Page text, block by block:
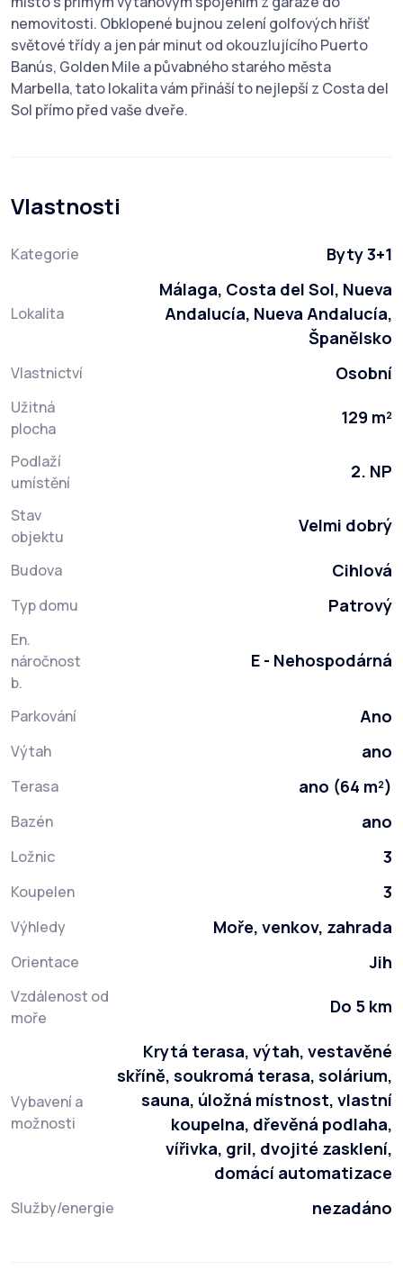
nemovitosti. Obklopené bujnou zelení golfových hřišť
světové třídy a jen pár minut od ‌okouzlujícího ‌Puerto
‌Banús, ‌Golden ‌Mile a ‌půvabného starého města
Marbella, ‌tato ‌lokalita vám přináší to ‌nejlepší ‌z ‌Costa ‌del
‌Sol ‌přímo ‌před ‌vaše ‌dveře.
Vlastnosti
Kategorie Byty 3+1
Lokalita
Málaga, Costa del Sol, Nueva
Andalucía, Nueva Andalucía,
Španělsko
Vlastnictví Osobní
Užitná
plocha
129 m²
Podlaží
umístění
2. NP
Stav
objektu
Velmi dobrý
Budova Cihlová
Typ domu Patrový
En.
náročnost
b.
E - Nehospodárná
Parkování Ano
Výtah ano
Terasa ano (64 m²)
Bazén ano
Ložnic 3
Koupelen 3
Výhledy Moře, venkov, zahrada
Orientace Jih
Vzdálenost od
moře
Do 5 km
Vybavení a
možnosti
Krytá terasa, výtah, vestavěné
skříně, soukromá terasa, solárium,
sauna, úložná místnost, vlastní
koupelna, dřevěná podlaha,
vířivka, gril, dvojité zasklení,
domácí automatizace
Služby/energie nezadáno